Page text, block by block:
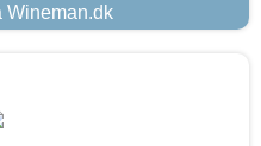
Wineman.dk